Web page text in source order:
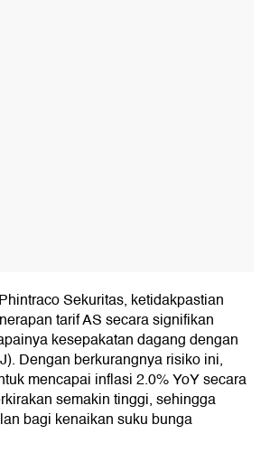
Sekuritas, ketidakpastian
tarif AS secara signifikan
kesepakatan dagang dengan
Dengan berkurangnya risiko ini,
mencapai inflasi 2.0% YoY secara
semakin tinggi, sehingga
bagi kenaikan suku bunga